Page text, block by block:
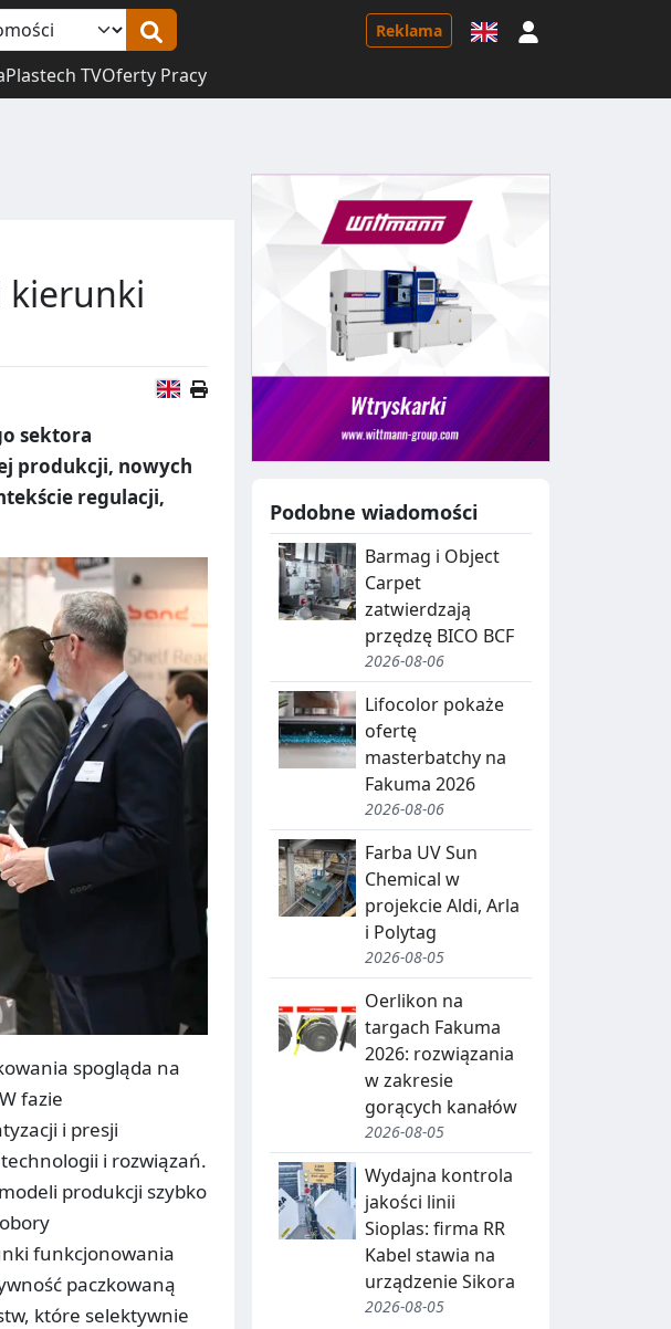
Reklama
Plastech TVOferty Pracy
kierunki
Wersja angielska
sektora
produkcji, nowych
regulacji,
spogląda na
fazie
i presji
i rozwiązań.
produkcji szybko
funkcjonowania
paczkowaną
które selektywnie
Podobne wiadomości
Barmag i Object
Carpet
zatwierdzają
przędzę BICO BCF
2026-08-06
Lifocolor pokaże
ofertę
masterbatchy na
Fakuma 2026
2026-08-06
Farba UV Sun
Chemical w
projekcie Aldi, Arla
i Polytag
2026-08-05
Oerlikon na
targach Fakuma
2026: rozwiązania
w zakresie
gorących kanałów
2026-08-05
Wydajna kontrola
jakości linii
Sioplas: firma RR
Kabel stawia na
urządzenie Sikora
2026-08-05